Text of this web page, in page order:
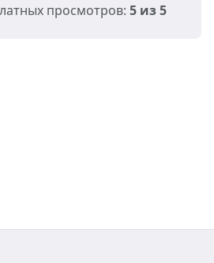
просмотров: 5 из 5